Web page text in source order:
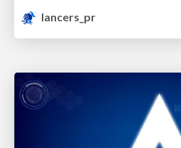
lancers_pr